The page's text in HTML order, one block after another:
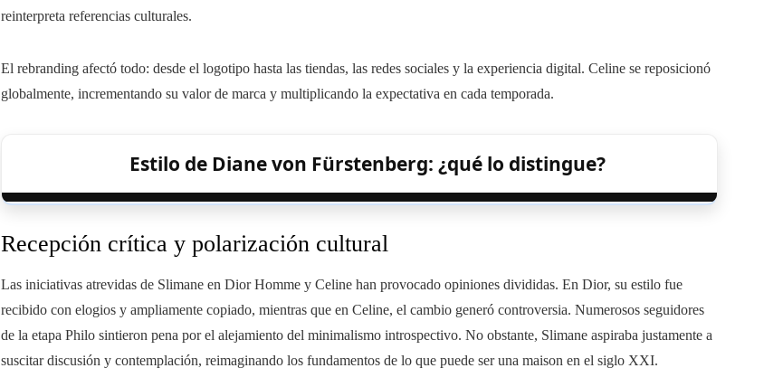
reinterpreta referencias culturales.
El rebranding afectó todo: desde el logotipo hasta las tiendas, las redes sociales y la experiencia digital. Celine se reposicionó
globalmente, incrementando su valor de marca y multiplicando la expectativa en cada temporada.
Estilo de Diane von Fürstenberg: ¿qué lo distingue?
Recepción crítica y polarización cultural
Las iniciativas atrevidas de Slimane en Dior Homme y Celine han provocado opiniones divididas. En Dior, su estilo fue
recibido con elogios y ampliamente copiado, mientras que en Celine, el cambio generó controversia. Numerosos seguidores
de la etapa Philo sintieron pena por el alejamiento del minimalismo introspectivo. No obstante, Slimane aspiraba justamente a
suscitar discusión y contemplación, reimaginando los fundamentos de lo que puede ser una maison en el siglo XXI.